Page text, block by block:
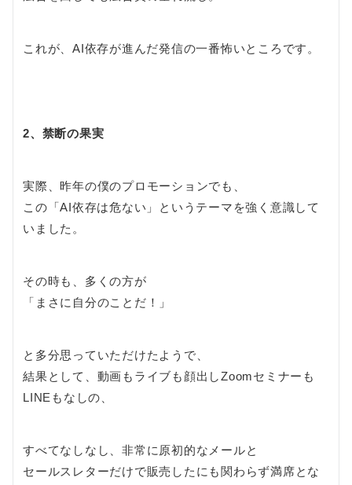
これが、AI依存が進んだ発信の一番怖いところです。
2、禁断の果実
実際、昨年の僕のプロモーションでも、
この「AI依存は危ない」というテーマを強く意識して
いました。
その時も、多くの方が
「まさに自分のことだ！」
と多分思っていただけたようで、
結果として、動画もライブも顔出しZoomセミナーも
LINEもなしの、
すべてなしなし、非常に原初的なメールと
セールスレターだけで販売したにも関わらず満席とな